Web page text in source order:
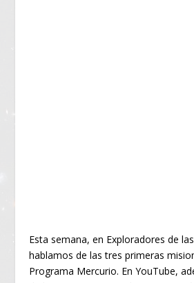
Esta semana, en Exploradores de
hablamos de las tres primeras
Programa Mercurio. En YouTube,